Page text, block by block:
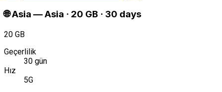
🌐Asia —Asia · 20 GB · 30 days
20 GB
Geçerlilik
30 gün
Hız
5G